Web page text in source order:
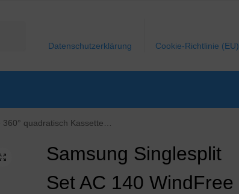
Datenschutzerklärung Cookie-Richtlinie (EU)
360° quadratisch Kassette…
Samsung Singlesplit
Set AC 140 WindFree